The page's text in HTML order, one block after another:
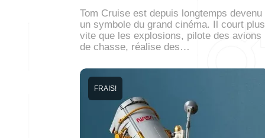
Tom Cruise est depuis longtemps devenu
un symbole du grand cinéma. Il court plus
vite que les explosions, pilote des avions
de chasse, réalise des…
FRAIS!